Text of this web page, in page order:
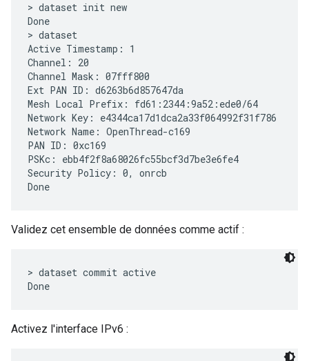
> dataset init new
Done
> dataset
Active Timestamp: 1
Channel: 20
Channel Mask: 07fff800
Ext PAN ID: d6263b6d857647da
Mesh Local Prefix: fd61:2344:9a52:ede0/64
Network Key: e4344ca17d1dca2a33f064992f31f786
Network Name: OpenThread-c169
PAN ID: 0xc169
PSKc: ebb4f2f8a68026fc55bcf3d7be3e6fe4
Security Policy: 0, onrcb
Validez cet ensemble de données comme actif :
> dataset commit active
Activez l'interface IPv6 :